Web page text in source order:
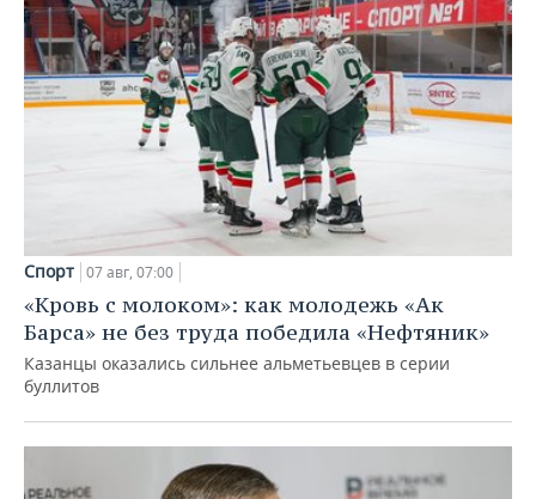
Спорт 07 авг, 07:00
«Кровь с молоком»: как молодежь «Ак
Барса» не без труда победила «Нефтяник»
Казанцы оказались сильнее альметьевцев в серии
буллитов